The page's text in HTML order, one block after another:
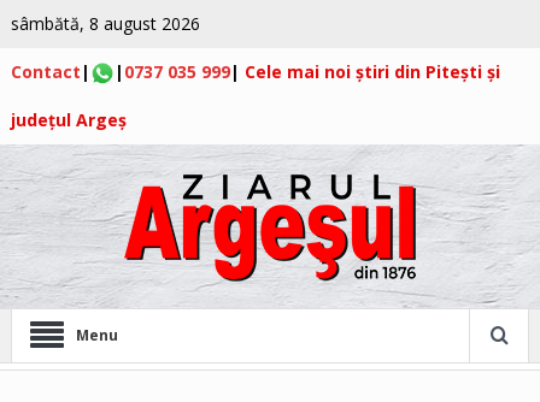
sâmbătă, 8 august 2026
Contact | | 0737 035 999| Cele mai noi știri din Pitești și
județul Argeș
Menu